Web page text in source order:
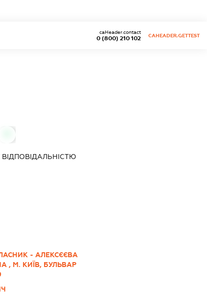
0 (800) 210 102
caHeader.contact
CAHEADER.GETTEST
- АЛЕКСЄЄВА
, М. КИЇВ, БУЛЬВАР